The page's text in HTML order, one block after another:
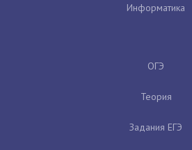
Информатика
ОГЭ
Теория
Задания ЕГЭ